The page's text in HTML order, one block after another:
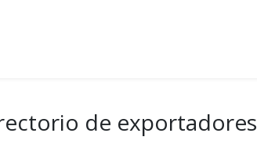
de exportadores